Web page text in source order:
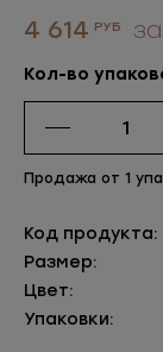
4 614 РУБ
Кол-во
Продажа от 1
Код продукта:
Размер:
Цвет:
Упаковки: